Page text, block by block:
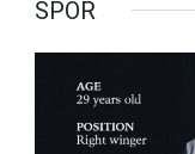
SPOR